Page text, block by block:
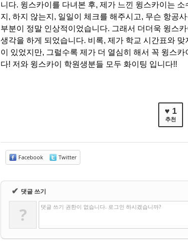
니다. 윙스카이를 다녀본 후, 제가 느낀 윙스카이는
지, 하지 않는지, 일일이 체크를 해주시고, 무슨 항공
부분이 정말 인상적이었습니다. 그래서 더더욱 윙스
생각을 하게 되었습니다. 비록, 제가 학교 시간표와
이 있었지만, 그럴수록 제가 더 열심히 해서 꼭 윙스
다! 저와 윙스카이 학원생분들 모두 화이팅 입니다!!
♥ 1
추천
Facebook Twitter
✔ 댓글 쓰기
? 댓글 쓰기 권한이 없습니다. 로그인 하시겠습니까?